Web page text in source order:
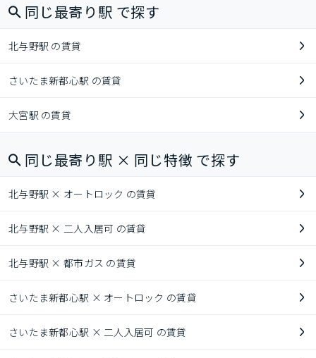
同じ最寄り駅 で探す
北与野駅 の賃貸
さいたま新都心駅 の賃貸
大宮駅 の賃貸
同じ最寄り駅 × 同じ特徴 で探す
北与野駅 × オートロック の賃貸
北与野駅 × 二人入居可 の賃貸
北与野駅 × 都市ガス の賃貸
さいたま新都心駅 × オートロック の賃貸
さいたま新都心駅 × 二人入居可 の賃貸